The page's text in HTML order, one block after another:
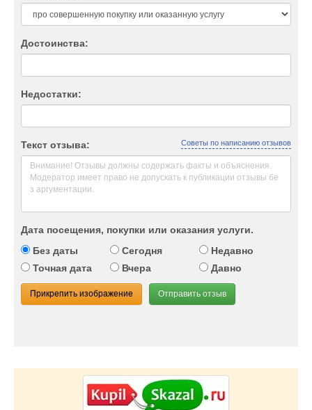
Достоинства:
Недостатки:
Текст отзыва: Советы по написанию отзывов
Дата посещения, покупки или оказания услуги.
Без даты
Сегодня
Недавно
Точная дата
Вчера Давно
Прикрепить изображение Отправить отзыв